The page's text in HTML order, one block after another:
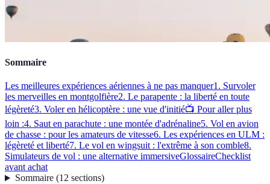
Sommaire
Les meilleures expériences aériennes à ne pas manquer1. Survoler
les merveilles en montgolfière2. Le parapente : la liberté en toute
légèreté3. Voler en hélicoptère : une vue d'initié📺 Pour aller plus
loin :4. Saut en parachute : une montée d'adrénaline5. Vol en avion
de chasse : pour les amateurs de vitesse6. Les expériences en ULM :
légèreté et liberté7. Le vol en wingsuit : l'extrême à son comble8.
Simulateurs de vol : une alternative immersiveGlossaireChecklist
avant achat
Sommaire(12 sections)